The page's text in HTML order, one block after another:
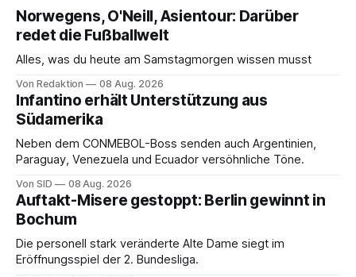
Norwegens, O'Neill, Asientour: Darüber
redet die Fußballwelt
Alles, was du heute am Samstagmorgen wissen musst
Von Redaktion 08 Aug. 2026
Infantino erhält Unterstützung aus
Südamerika
Neben dem CONMEBOL-Boss senden auch Argentinien,
Paraguay, Venezuela und Ecuador versöhnliche Töne.
Von SID 08 Aug. 2026
Auftakt-Misere gestoppt: Berlin gewinnt in
Bochum
Die personell stark veränderte Alte Dame siegt im
Eröffnungsspiel der 2. Bundesliga.